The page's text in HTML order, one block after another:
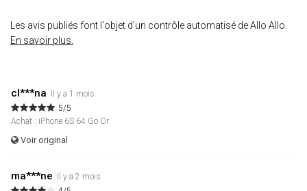
Les avis publiés font l'objet d'un contrôle automatisé de Allo Allo.
En savoir plus.
cl***na
Il y a 1 mois
5/5
Achat : iPhone 6S 64 Go Or
Voir original
ma***ne
Il y a 2 mois